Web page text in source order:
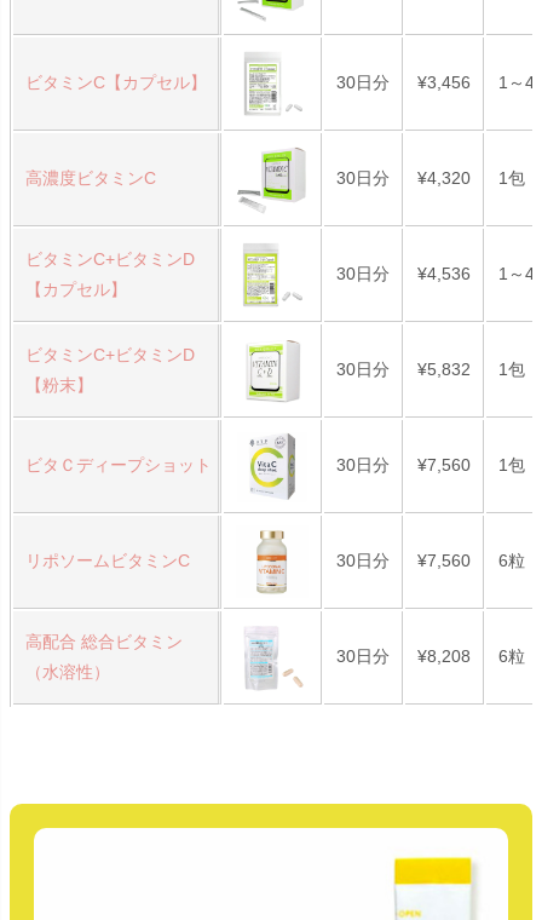
ビタミンC【カプセル】 30日分 ¥3,456 1～4
高濃度ビタミンC 30日分 ¥4,320 1包
ビタミンC+ビタミンD
【カプセル】
30日分 ¥4,536 1～4
ビタミンC+ビタミンD
【粉末】
30日分 ¥5,832 1包
ビタＣディープショット 30日分 ¥7,560 1包
リポソームビタミンC 30日分 ¥7,560 6粒
高配合 総合ビタミン
（水溶性）
30日分 ¥8,208 6粒